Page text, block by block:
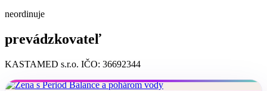
neordinuje
prevádzkovateľ
KASTAMED s.r.o. IČO: 36692344